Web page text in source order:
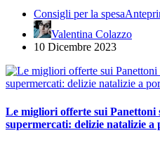
Consigli per la spesa
Valentina Colazzo
10 Dicembre 2023
Le migliori offerte sui Panettoni
supermercati: delizie natalizie a